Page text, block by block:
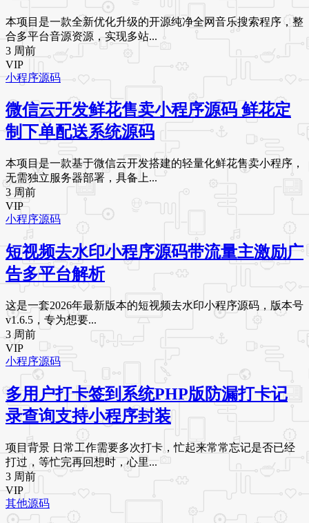
本项目是一款全新优化升级的开源纯净全网音乐搜索程序，整
合多平台音源资源，实现多站...
3 周前
VIP
小程序源码
微信云开发鲜花售卖小程序源码 鲜花定
制下单配送系统源码
本项目是一款基于微信云开发搭建的轻量化鲜花售卖小程序，
无需独立服务器部署，具备上...
3 周前
VIP
小程序源码
短视频去水印小程序源码带流量主激励广
告多平台解析
这是一套2026年最新版本的短视频去水印小程序源码，版本号
v1.6.5，专为想要...
3 周前
VIP
小程序源码
多用户打卡签到系统PHP版防漏打卡记
录查询支持小程序封装
项目背景 日常工作需要多次打卡，忙起来常常忘记是否已经
打过，等忙完再回想时，心里...
3 周前
VIP
其他源码